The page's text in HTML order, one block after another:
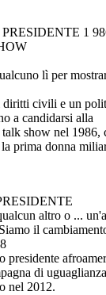
1
lì per
diritti civili e un
a candidarsi alla
show nel 1986,
prima donna
altro o ...
il
presidente
di uguaglianza
nel 2012.